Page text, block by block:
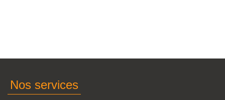
Nos services